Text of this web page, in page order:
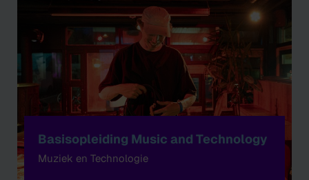
Basisopleiding Music and Technology
Muziek en Technologie